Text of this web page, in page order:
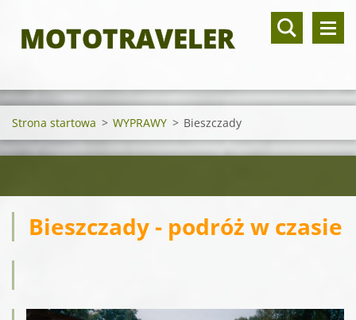
MOTOTRAVELER
Strona startowa > WYPRAWY > Bieszczady
Bieszczady - podróż w czasie